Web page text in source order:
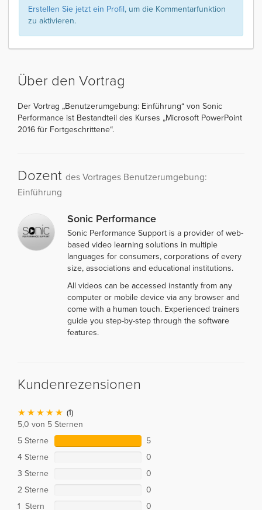
Erstellen Sie jetzt ein Profil, um die Kommentarfunktion
zu aktivieren.
Über den Vortrag
Der Vortrag „Benutzerumgebung: Einführung“ von Sonic
Performance ist Bestandteil des Kurses „Microsoft PowerPoint
2016 für Fortgeschrittene“.
Dozent des Vortrages Benutzerumgebung:
Einführung
Sonic Performance
Sonic Performance Support is a provider of web-
based video learning solutions in multiple
languages for consumers, corporations of every
size, associations and educational institutions.
All videos can be accessed instantly from any
computer or mobile device via any browser and
come with a human touch. Experienced trainers
guide you step-by-step through the software
features.
Kundenrezensionen
(1)
5,0 von 5 Sternen
5 Sterne
5
4 Sterne
0
3 Sterne
0
2 Sterne
0
1 Stern
0